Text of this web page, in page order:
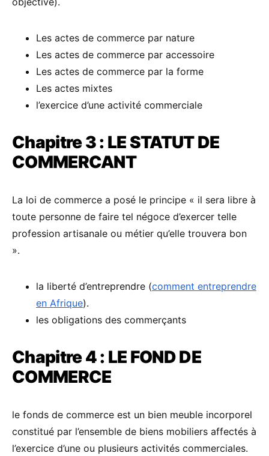
Les actes de commerce par nature
Les actes de commerce par accessoire
Les actes de commerce par la forme
Les actes mixtes
l’exercice d’une activité commerciale
Chapitre 3 : LE STATUT DE
COMMERCANT
La loi de commerce a posé le principe « il sera libre à
toute personne de faire tel négoce d’exercer telle
profession artisanale ou métier qu’elle trouvera bon
».
la liberté d’entreprendre (comment entreprendre
en Afrique).
les obligations des commerçants
Chapitre 4 : LE FOND DE
COMMERCE
le fonds de commerce est un bien meuble incorporel
constitué par l’ensemble de biens mobiliers affectés à
l’exercice d’une ou plusieurs activités commerciales.